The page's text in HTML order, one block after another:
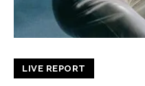
LIVE REPORT